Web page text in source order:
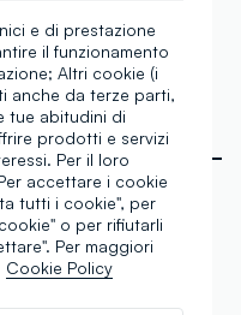
una S
Tessuto
Popeline
Tasca anteriore
e di prestazione
il funzionamento
Altri cookie (i
anche da terze parti,
tue abitudini di
prodotti e servizi
Per il loro
accettare i cookie
tutti i cookie", per
o per rifiutarli
Per maggiori
Cookie Policy